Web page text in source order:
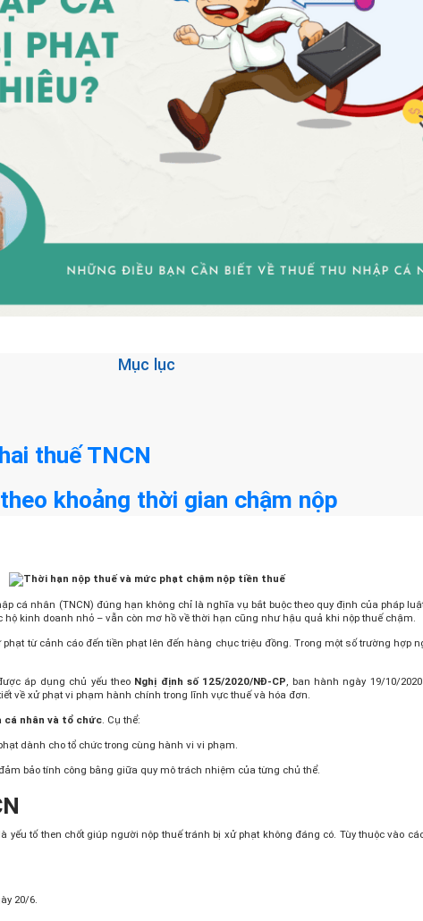
Mục lục
thuế TNCN
khoảng thời gian chậm nộp
cá nhân (TNCN) đúng hạn không chỉ là nghĩa vụ bắt buộc theo quy định của pháp
kinh doanh nhỏ – vẫn còn mơ hồ về thời hạn cũng như hậu quả khi nộp thuế chậm.
từ cảnh cáo đến tiền phạt lên đến hàng chục triệu đồng. Trong một số trường hợp
áp dụng chủ yếu theo Nghị định số 125/2020/NĐ‑CP, ban hành ngày 19/10/
về xử phạt vi phạm hành chính trong lĩnh vực thuế và hóa đơn.
cá nhân và tổ chức. Cụ thể:
dành cho tổ chức trong cùng hành vi vi phạm.
bảo tính công bằng giữa quy mô trách nhiệm của từng chủ thể.
tố then chốt giúp người nộp thuế tránh bị xử phạt không đáng có. Tùy thuộc vào
20/6.